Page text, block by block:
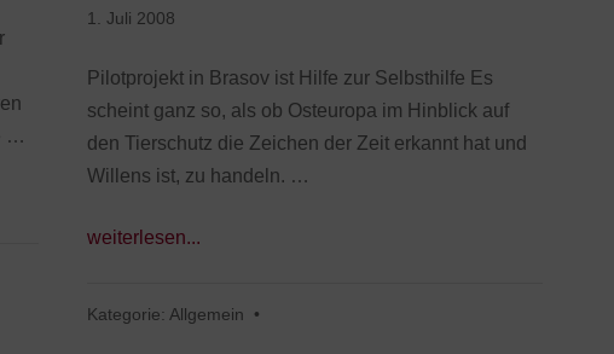
…
1. Juli 2008
Pilotprojekt in Brasov ist Hilfe zur Selbsthilfe Es
scheint ganz so, als ob Osteuropa im Hinblick auf
den Tierschutz die Zeichen der Zeit erkannt hat und
Willens ist, zu handeln. …
weiterlesen...
Kategorie: Allgemein •